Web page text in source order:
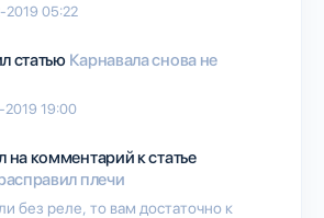
2019 05:22
статью Карнавала снова не
2019 19:00
на комментарий к статье
плечи
без реле, то вам достаточно к